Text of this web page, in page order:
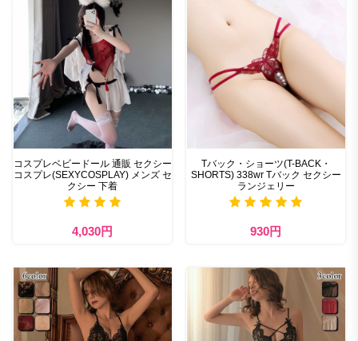
コスプレベビードール 通販 セクシー
コスプレ(SEXYCOSPLAY) メンズ セ
クシー 下着
4,030円
Tバック・ショーツ(T-BACK・
SHORTS) 338wr Tバック セクシー
ランジェリー
930円